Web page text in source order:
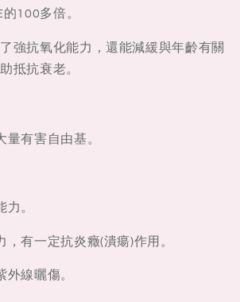
100多倍。
強抗氧化能力，還能減緩與年齡有關
抵抗衰老。
量有害自由基。
力。
，有一定抗炎癥(潰瘍)作用。
外線曬傷。